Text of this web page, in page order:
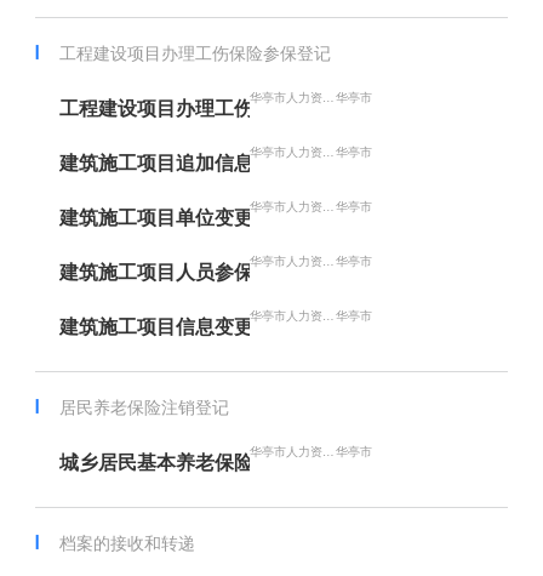
工程建设项目办理工伤保险参保登记
工程建设项目办理工伤保险参保登记
华亭市
建筑施工项目追加信息申请 华亭市
建筑施工项目单位变更 华亭市
建筑施工项目人员参保管理 华亭市
建筑施工项目信息变更 华亭市
居民养老保险注销登记
城乡居民基本养老保险注销登记 华亭市
档案的接收和转递